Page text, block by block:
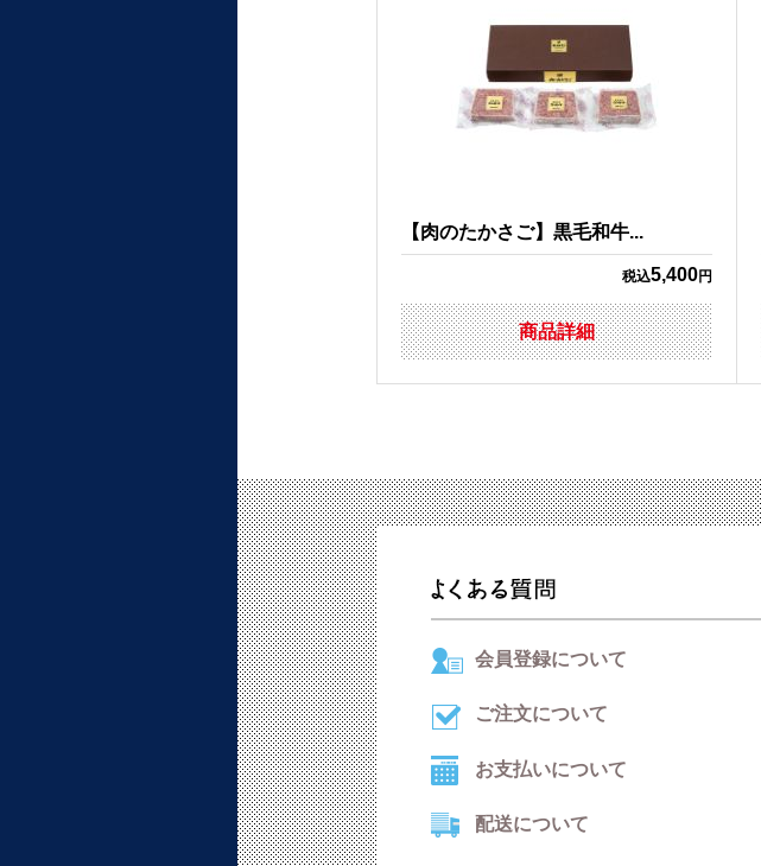
【肉のたかさご】黒毛和牛...
税込5,400円
商品詳細
会員登録について
ご注文について
お支払いについて
配送について